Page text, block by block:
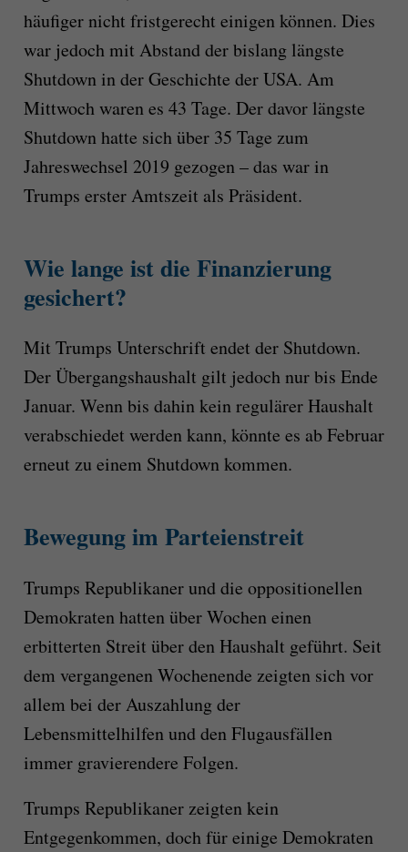
häufiger nicht fristgerecht einigen können. Dies
war jedoch mit Abstand der bislang längste
Shutdown in der Geschichte der USA. Am
Mittwoch waren es 43 Tage. Der davor längste
Shutdown hatte sich über 35 Tage zum
Jahreswechsel 2019 gezogen – das war in
Trumps erster Amtszeit als Präsident.
Wie lange ist die Finanzierung
gesichert?
Mit Trumps Unterschrift endet der Shutdown.
Der Übergangshaushalt gilt jedoch nur bis Ende
Januar. Wenn bis dahin kein regulärer Haushalt
verabschiedet werden kann, könnte es ab Februar
erneut zu einem Shutdown kommen.
Bewegung im Parteienstreit
Trumps Republikaner und die oppositionellen
Demokraten hatten über Wochen einen
erbitterten Streit über den Haushalt geführt. Seit
dem vergangenen Wochenende zeigten sich vor
allem bei der Auszahlung der
Lebensmittelhilfen und den Flugausfällen
immer gravierendere Folgen.
Trumps Republikaner zeigten kein
Entgegenkommen, doch für einige Demokraten